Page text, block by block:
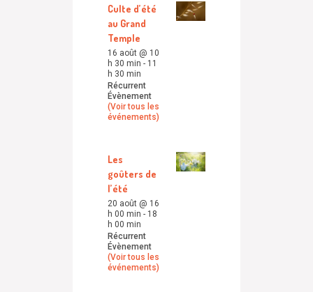
Culte d’été
au Grand
Temple
16 août @ 10
h 30 min - 11
h 30 min
Récurrent
Évènement
(Voir tous les
événements)
Les
goûters de
l’été
20 août @ 16
h 00 min - 18
h 00 min
Récurrent
Évènement
(Voir tous les
événements)